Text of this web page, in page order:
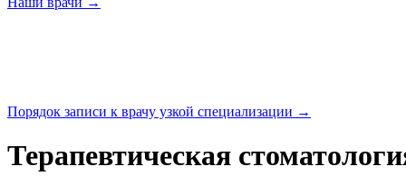
Порядок записи к врачу узкой специализации →
Терапевтическая